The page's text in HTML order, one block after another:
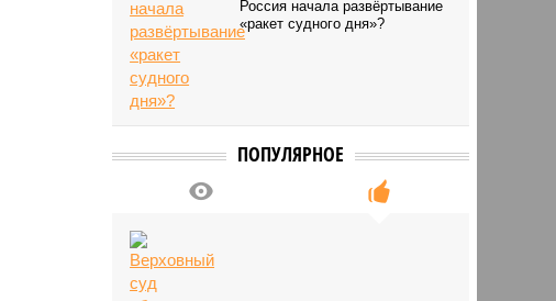
Россия начала развёртывание
«ракет судного дня»?
ПОПУЛЯРНОЕ